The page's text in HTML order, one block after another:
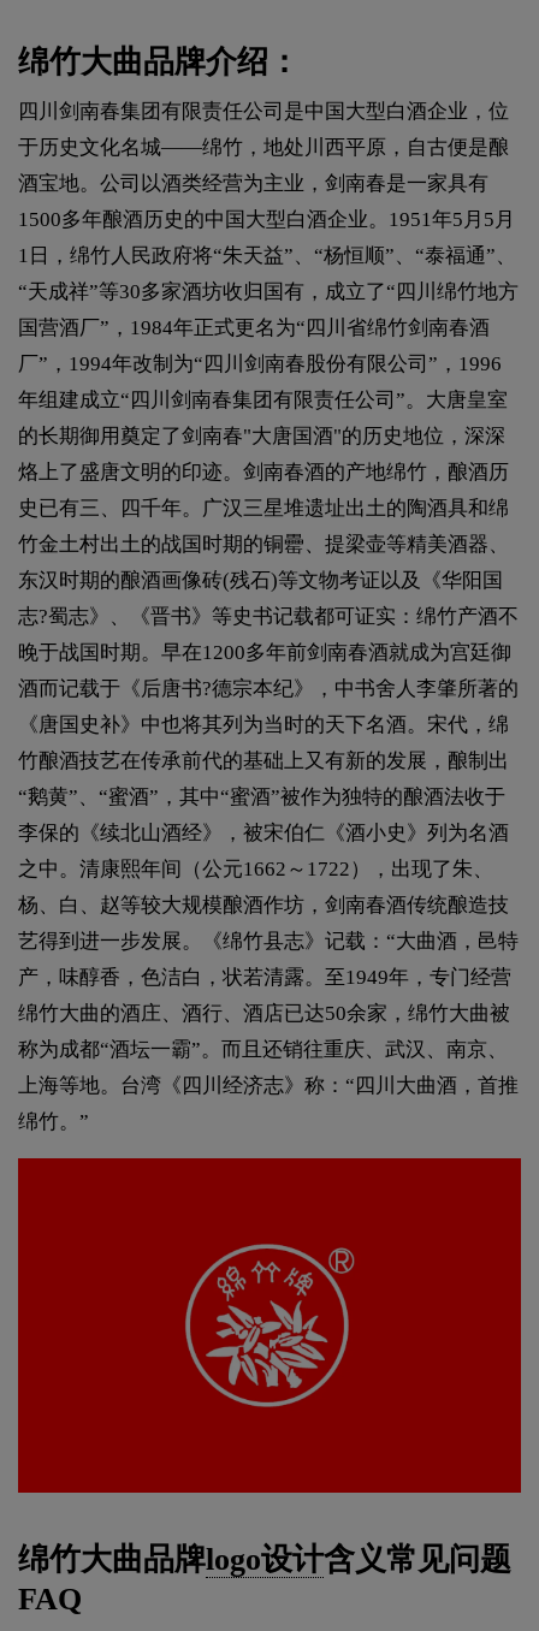
绵竹大曲品牌介绍：
四川剑南春集团有限责任公司是中国大型白酒企业，位
于历史文化名城——绵竹，地处川西平原，自古便是酿
酒宝地。公司以酒类经营为主业，剑南春是一家具有
1500多年酿酒历史的中国大型白酒企业。1951年5月5月
1日，绵竹人民政府将“朱天益”、“杨恒顺”、“泰福通”、
“天成祥”等30多家酒坊收归国有，成立了“四川绵竹地方
国营酒厂”，1984年正式更名为“四川省绵竹剑南春酒
厂”，1994年改制为“四川剑南春股份有限公司”，1996
年组建成立“四川剑南春集团有限责任公司”。大唐皇室
的长期御用奠定了剑南春"大唐国酒"的历史地位，深深
烙上了盛唐文明的印迹。剑南春酒的产地绵竹，酿酒历
史已有三、四千年。广汉三星堆遗址出土的陶酒具和绵
竹金土村出土的战国时期的铜罍、提梁壶等精美酒器、
东汉时期的酿酒画像砖(残石)等文物考证以及《华阳国
志?蜀志》、《晋书》等史书记载都可证实：绵竹产酒不
晚于战国时期。早在1200多年前剑南春酒就成为宫廷御
酒而记载于《后唐书?德宗本纪》，中书舍人李肇所著的
《唐国史补》中也将其列为当时的天下名酒。宋代，绵
竹酿酒技艺在传承前代的基础上又有新的发展，酿制出
“鹅黄”、“蜜酒”，其中“蜜酒”被作为独特的酿酒法收于
李保的《续北山酒经》，被宋伯仁《酒小史》列为名酒
之中。清康熙年间（公元1662～1722），出现了朱、
杨、白、赵等较大规模酿酒作坊，剑南春酒传统酿造技
艺得到进一步发展。《绵竹县志》记载：“大曲酒，邑特
产，味醇香，色洁白，状若清露。至1949年，专门经营
绵竹大曲的酒庄、酒行、酒店已达50余家，绵竹大曲被
称为成都“酒坛一霸”。而且还销往重庆、武汉、南京、
上海等地。台湾《四川经济志》称：“四川大曲酒，首推
绵竹。”
绵竹大曲品牌logo设计含义常见问题
FAQ